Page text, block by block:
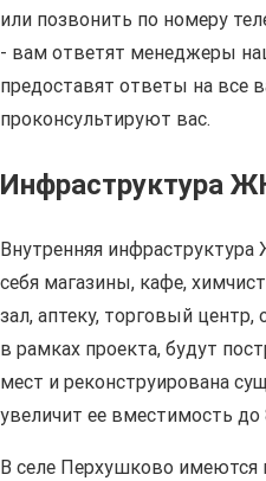
или позвонить по номеру
- вам ответят менеджеры
предоставят ответы на все
проконсультируют вас.
Инфраструктура
Внутренняя
себя магазины, кафе,
зал, аптеку, торговый центр,
в рамках проекта, будут
мест и реконструирована
увеличит ее вместимость до
В селе Перхушково